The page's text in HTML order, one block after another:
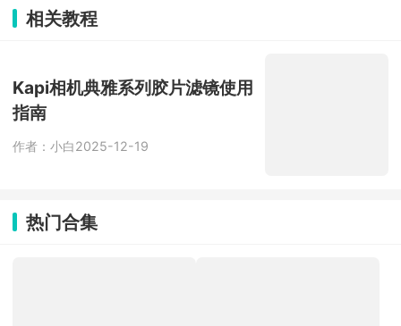
小黑盒平台领取即可。
门手游。支持一键解锁最高画质，用户
可根据手机配置自由选择分辨率、帧
端手机也能享受高品质画面。所有功能
均免费使用，无隐藏收费项目。
相关教程
Kapi相机典雅系列胶片滤镜使用
指南
作者：小白2025-12-19
热门合集